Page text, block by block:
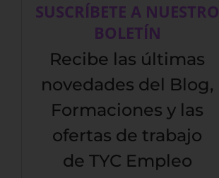
SUSCRÍBETE A NUESTRO
BOLETÍN
Recibe las últimas
novedades del Blog,
Formaciones y las
ofertas de trabajo
de TYC Empleo